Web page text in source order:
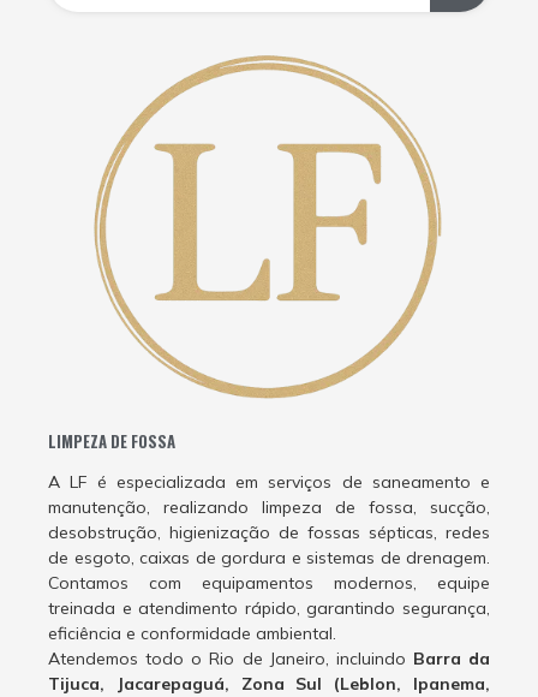
LIMPEZA DE FOSSA
A LF é especializada em serviços de saneamento e
manutenção, realizando limpeza de fossa, sucção,
desobstrução, higienização de fossas sépticas, redes
de esgoto, caixas de gordura e sistemas de drenagem.
Contamos com equipamentos modernos, equipe
treinada e atendimento rápido, garantindo segurança,
eficiência e conformidade ambiental.
Atendemos todo o Rio de Janeiro, incluindo Barra da
Tijuca, Jacarepaguá, Zona Sul (Leblon, Ipanema,